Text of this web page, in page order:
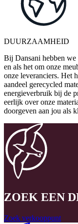
DUURZAAMHEID
Bij Dansani hebben we
en als het om onze
onze leveranciers. Het
aandeel gerecycled
energieverbruik bij de
eerlijk over onze
doorgeven aan jou als
ZOEK EEN
Zoek verkooppunt